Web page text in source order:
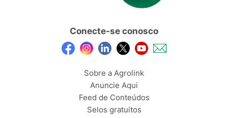
Conecte-se conosco
Sobre a Agrolink
Anuncie Aqui
Feed de Conteúdos
Selos gratuitos